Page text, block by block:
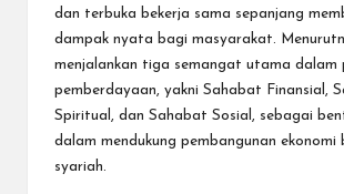
dan terbuka bekerja sama sepanjang
dampak nyata bagi masyarakat.
menjalankan tiga semangat utama dalam
pemberdayaan, yakni Sahabat Finansial,
Spiritual, dan Sahabat Sosial, sebagai
dalam mendukung pembangunan ekonomi
syariah.